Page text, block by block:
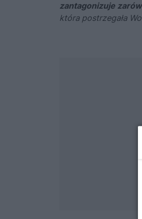
zantagonizuje
która postrzegała